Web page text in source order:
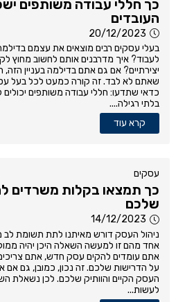
כך חללי עבודה משותפים
העובדים
20/12/2023
בעלי עסקים רבים מוצאים את עצמם
לעבוד? איך מדרבנים אותם לחשוב מחוץ
יצירתיים? אם גם אתם בדילמה בעניין
שאתם לא לבד. זה קורה כמעט לכל בעל
כדאי שתדעו: חללי עבודה משותפים יכולים
בלתי רגילה....
קרא עוד
עסקים
כך תמצאו בקלות משרדים
שלכם
14/12/2023
ניהול העסק דורש מאיתנו לתת תשומת לב
אחד מהם זו למעשה השאלה היכן יהיה
אתם עומדים להקים עסק חדש, אתם
על הדרישות שלכם. זה נכון, כמובן, גם
העסק הקיים והוותיק שלכם. לכן נשאלת
לעשות...